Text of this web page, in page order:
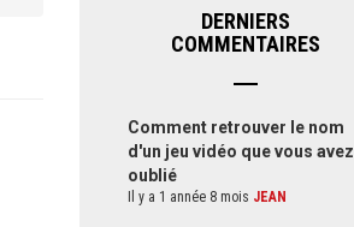
DERNIERS
COMMENTAIRES
Comment retrouver le nom
d'un jeu vidéo que vous avez
oublié
Il y a 1 année 8 mois JEAN